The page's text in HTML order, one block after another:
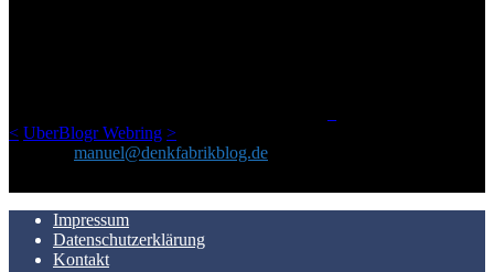
< UberBlogr Webring >
manuel@denkfabrikblog.de
Impressum
Datenschutzerklärung
Kontakt